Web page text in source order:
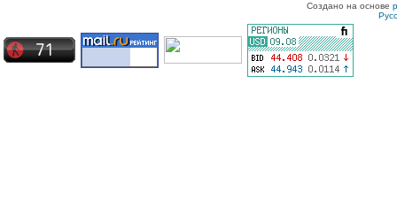
Создано на основе